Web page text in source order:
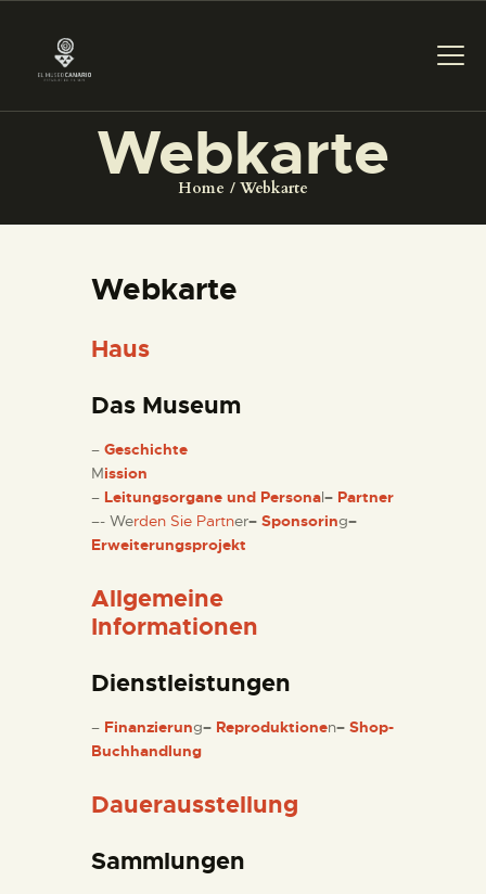
Webkarte
Home Webkarte
DAS MUSEUM
DIENSTLEISTUNGEN
DIGITALE RESSOURCEN
DEUTSCH
DAS MUSEUM
DIENSTLEISTUNGEN
DIGITALE RESSOURCEN
DEUTSCH
Webkarte
Haus
Das Museum
– Geschichte
Mission
– Leitungsorgane und Personal– Partner
–- Werden Sie Partner– Sponsoring–
Erweiterungsprojekt
Allgemeine
Informationen
Dienstleistungen
– Finanzierung– Reproduktionen– Shop-
Buchhandlung
Dauerausstellung
Sammlungen